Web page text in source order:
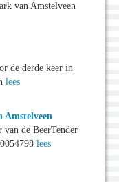
van Amstelveen
de derde keer in
lees
Amstelveen
de BeerTender
lees